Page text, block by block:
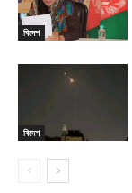
বিদেশ
বিদেশ